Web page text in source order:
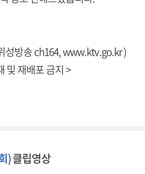
성방송 ch164,www.ktv.go.kr)
및 재배포 금지 >
)클립영상